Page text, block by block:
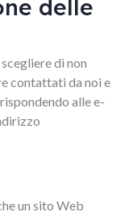
delle
di non
contattati da noi e
alle e-
un sito Web